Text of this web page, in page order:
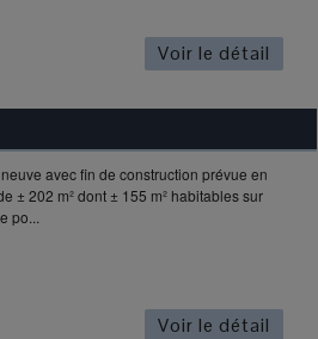
Voir le détail
avec fin de construction prévue en
± 202 m² dont ± 155 m² habitables sur
po...
Voir le détail